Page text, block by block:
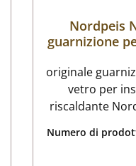
Nordpeis
guarnizione
originale
vetro per
riscaldante
guarnizione
Numero di